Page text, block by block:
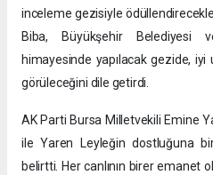
inceleme gezisiyle
Biba, Büyükşehir Belediyesi
himayesinde yapılacak gezide,
görüleceğini dile getirdi.
AK Parti Bursa Milletvekili Emine
ile Yaren Leyleğin dostluğuna
belirtti. Her canlının birer emanet